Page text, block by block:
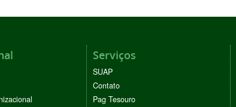
Serviços
SUAP
Contato
Pag Tesouro